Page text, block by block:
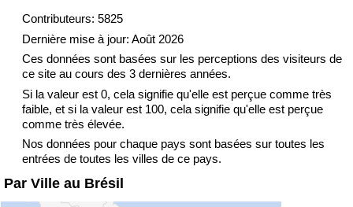
Contributeurs: 5825
Dernière mise à jour: Août 2026
Ces données sont basées sur les perceptions des visiteurs de
ce site au cours des 3 dernières années.
Si la valeur est 0, cela signifie qu'elle est perçue comme très
faible, et si la valeur est 100, cela signifie qu'elle est perçue
comme très élevée.
Nos données pour chaque pays sont basées sur toutes les
entrées de toutes les villes de ce pays.
Par Ville au Brésil